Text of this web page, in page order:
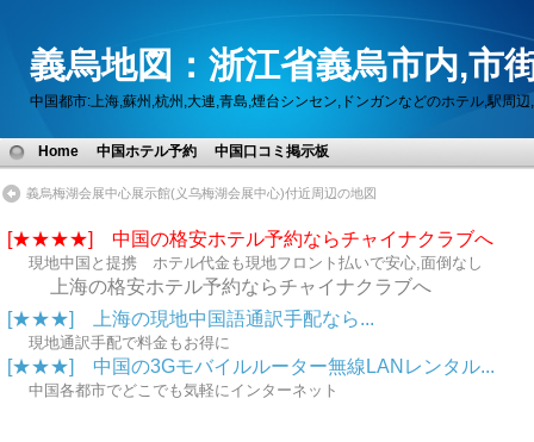
義烏地図：浙江省義烏市内,市
中国都市:上海,蘇州,杭州,大連,青島,煙台シンセン,ドンガンなどのホテル,駅周
Home 中国ホテル予約 中国口コミ掲示板
義烏梅湖会展中心展示館(义乌梅湖会展中心)付近周辺の地図
[★★★★] 中国の格安ホテル予約ならチャイナクラブへ
現地中国と提携 ホテル代金も現地フロント払いで安心,面倒なし
上海の格安ホテル予約ならチャイナクラブへ
[★★★] 上海の現地中国語通訳手配なら...
現地通訳手配で料金もお得に
[★★★] 中国の3Gモバイルルーター無線LANレンタル...
中国各都市でどこでも気軽にインターネット